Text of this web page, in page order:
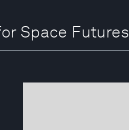
Space Futures